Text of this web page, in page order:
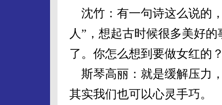
沈竹：有一句诗这么说的
人”，想起古时候很多美好
了。你怎么想到要做女红的
斯琴高丽：就是缓解压力
其实我们也可以心灵手巧。